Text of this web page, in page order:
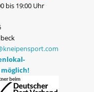
bis 19:00 Uhr